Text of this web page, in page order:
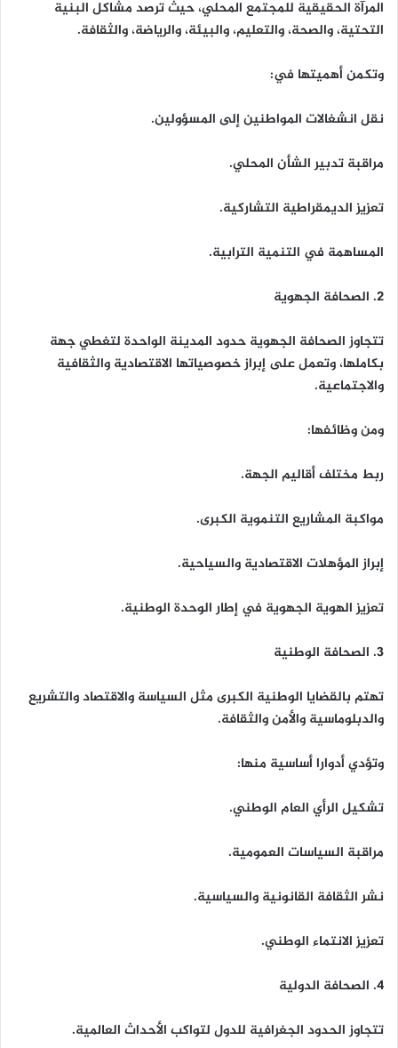
المرآة الحقيقية للمجتمع المحلي، حيث ترصد مشاكل البنية
التحتية، والصحة، والتعليم، والبيئة، والرياضة، والثقافة.
وتكمن أهميتها في:
نقل انشغالات المواطنين إلى المسؤولين.
مراقبة تدبير الشأن المحلي.
تعزيز الديمقراطية التشاركية.
المساهمة في التنمية الترابية.
2. الصحافة الجهوية
تتجاوز الصحافة الجهوية حدود المدينة الواحدة لتغطي جهة
بكاملها، وتعمل على إبراز خصوصياتها الاقتصادية والثقافية
والاجتماعية.
ومن وظائفها:
ربط مختلف أقاليم الجهة.
مواكبة المشاريع التنموية الكبرى.
إبراز المؤهلات الاقتصادية والسياحية.
تعزيز الهوية الجهوية في إطار الوحدة الوطنية.
3. الصحافة الوطنية
تهتم بالقضايا الوطنية الكبرى مثل السياسة والاقتصاد والتشريع
والدبلوماسية والأمن والثقافة.
وتؤدي أدوارا أساسية منها:
تشكيل الرأي العام الوطني.
مراقبة السياسات العمومية.
نشر الثقافة القانونية والسياسية.
تعزيز الانتماء الوطني.
4. الصحافة الدولية
تتجاوز الحدود الجغرافية للدول لتواكب الأحداث العالمية.